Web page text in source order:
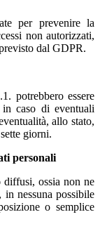
per prevenire la
non autorizzati,
dal GDPR.
potrebbero essere
in caso di eventuali
allo stato,
giorni.
personali
diffusi, ossia non ne
in nessuna possibile
o semplice